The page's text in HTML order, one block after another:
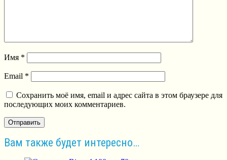
Имя *
Email *
Сохранить моё имя, email и адрес сайта в этом браузере для
последующих моих комментариев.
Вам также будет интересно…